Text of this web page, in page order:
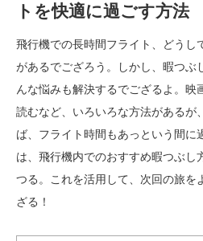
トを快適に過ごす方法
飛行機での長時間フライト、どうし
があるでござろう。しかし、暇つぶ
んな悩みも解決するでござるよ。映
読むなど、いろいろな方法があるが
ば、フライト時間もあっという間に
は、飛行機内でのおすすめ暇つぶし
つる。これを活用して、次回の旅を
ざる！